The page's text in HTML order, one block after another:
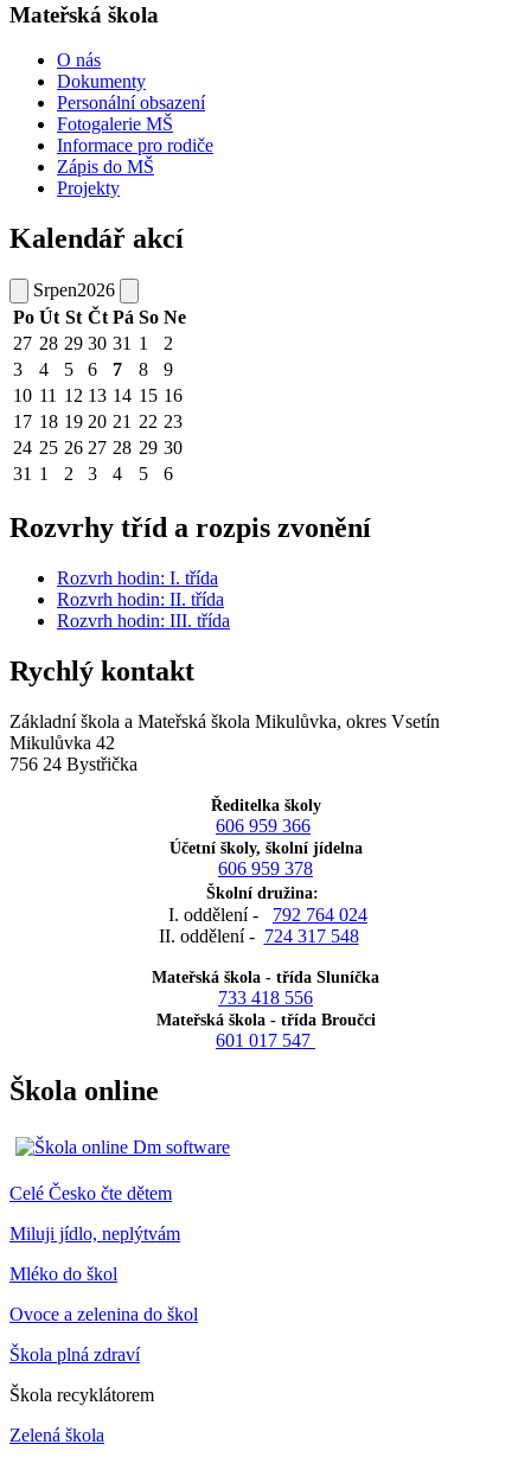
Mateřská škola
O nás
Dokumenty
Personální obsazení
Fotogalerie MŠ
Informace pro rodiče
Zápis do MŠ
Projekty
Kalendář akcí
Srpen2026
Po Út St Čt Pá So Ne
27 28 29 30 31 1
2
3
4 5 6 7 8
9
10 11 12 13 14 15 16
17 18 19 20 21 22 23
24 25 26 27 28 29 30
31 1 2 3 4 5 6
Rozvrhy tříd a rozpis zvonění
Rozvrh hodin: I. třída
Rozvrh hodin: II. třída
Rozvrh hodin: III. třída
Rychlý kontakt
Základní škola a Mateřská škola Mikulůvka, okres Vsetín
Mikulůvka 42
756 24 Bystřička
Ředitelka školy
606 959 366
Účetní školy, školní jídelna
606 959 378
Školní družina:
I. oddělení - 792 764 024
II. oddělení - 724 317 548
Mateřská škola - třída Sluníčka
733 418 556
Mateřská škola - třída Broučci
601 017 547
Škola online
Celé Česko čte dětem
Miluji jídlo, neplýtvám
Mléko do škol
Ovoce a zelenina do škol
Škola plná zdraví
Škola recyklátorem
Zelená škola